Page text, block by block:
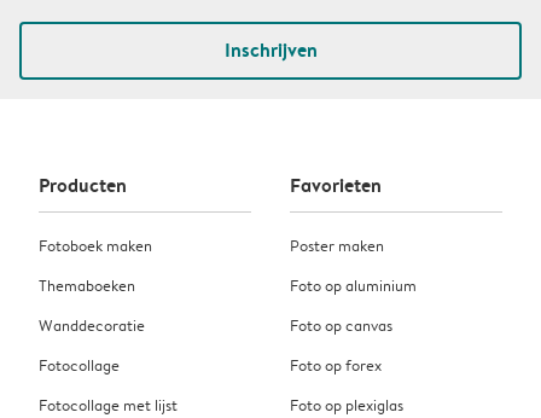
Inschrijven
Producten
Fotoboek maken
Themaboeken
Wanddecoratie
Fotocollage
Fotocollage met lijst
Favorieten
Poster maken
Foto op aluminium
Foto op canvas
Foto op forex
Foto op plexiglas